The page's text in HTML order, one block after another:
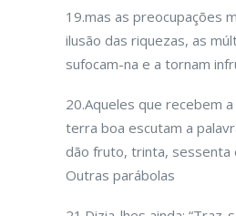
19.mas as preocupações
ilusão das riquezas, as
sufocam-na e a tornam
20.Aqueles que recebem
terra boa escutam a
dão fruto, trinta, sessenta
Outras parábolas